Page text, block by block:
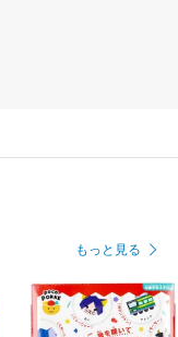
もっと見る